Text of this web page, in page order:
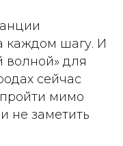
каждом шагу. И
волной» для
сейчас
мимо
не заметить